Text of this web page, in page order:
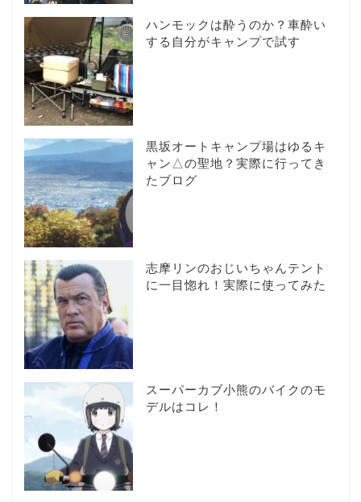
ハンモックは酔うのか？車酔い
する自分がキャンプで試す
黒坂オートキャンプ場はゆるキ
ャン△の聖地？実際に行ってき
たブログ
志摩リンのおじいちゃんテント
に一目惚れ！実際に使ってみた
スーパーカブ小熊のバイクのモ
デルはコレ！